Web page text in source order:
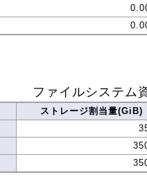
ファイルシステム
ストレージ割当量(GiB)